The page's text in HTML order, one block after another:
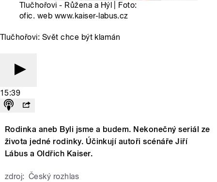
Tlučhořovi - Růžena a Hýl | Foto:
ofic. web www.kaiser-labus.cz
Tlučhořovi: Svět chce být klamán
15:39
Rodinka aneb Byli jsme a budem. Nekonečný seriál ze
života jedné rodinky. Účinkují autoři scénáře Jiří
Lábus a Oldřich Kaiser.
zdroj: Český rozhlas